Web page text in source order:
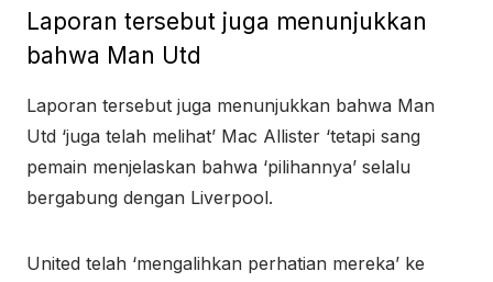
Laporan tersebut juga menunjukkan
bahwa Man Utd
Laporan tersebut juga menunjukkan bahwa Man
Utd ‘juga telah melihat’ Mac Allister ‘tetapi sang
pemain menjelaskan bahwa ‘pilihannya’ selalu
bergabung dengan Liverpool.
United telah ‘mengalihkan perhatian mereka’ ke